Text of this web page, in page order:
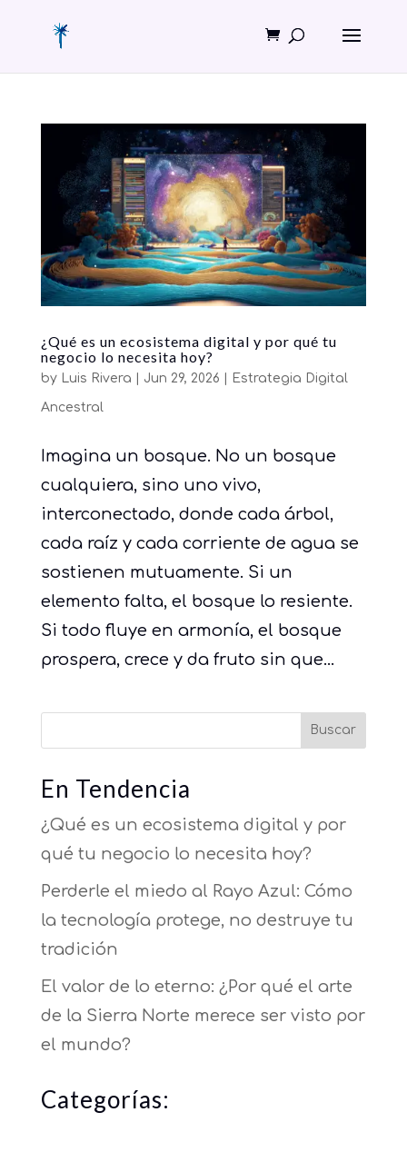
¿Qué es un ecosistema digital y por qué tu
negocio lo necesita hoy?
by Luis Rivera Jun 29, 2026 Estrategia Digital
Ancestral
Imagina un bosque. No un bosque
cualquiera, sino uno vivo,
interconectado, donde cada árbol,
cada raíz y cada corriente de agua se
sostienen mutuamente. Si un
elemento falta, el bosque lo resiente.
Si todo fluye en armonía, el bosque
prospera, crece y da fruto sin que...
Buscar
En Tendencia
¿Qué es un ecosistema digital y por
qué tu negocio lo necesita hoy?
Perderle el miedo al Rayo Azul: Cómo
la tecnología protege, no destruye tu
tradición
El valor de lo eterno: ¿Por qué el arte
de la Sierra Norte merece ser visto por
el mundo?
Categorías: